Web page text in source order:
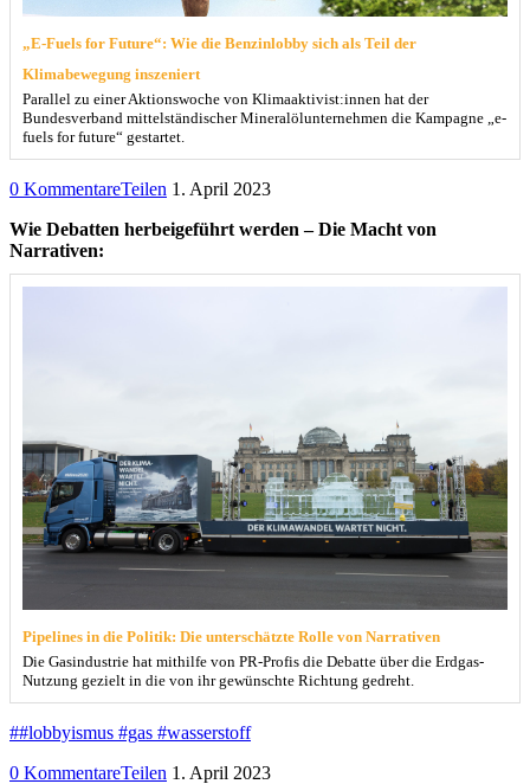
„E-Fuels for Future“: Wie die Benzinlobby sich als Teil der
Klimabewegung inszeniert
Parallel zu einer Aktionswoche von Klimaaktivist:innen hat der
Bundesverband mittelständischer Mineralölunternehmen die Kampagne „e-
fuels for future“ gestartet.
0 KommentareTeilen 1. April 2023
Wie Debatten herbeigeführt werden – Die Macht von
Narrativen:
Pipelines in die Politik: Die unterschätzte Rolle von Narrativen
Die Gasindustrie hat mithilfe von PR-Profis die Debatte über die Erdgas-
Nutzung gezielt in die von ihr gewünschte Richtung gedreht.
##lobbyismus #gas #wasserstoff
0 KommentareTeilen 1. April 2023